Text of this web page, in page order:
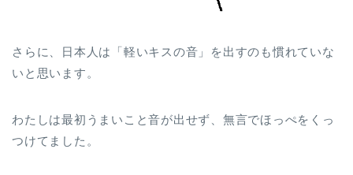
さらに、日本人は「軽いキスの音」を出すのも慣れていな
いと思います。
わたしは最初うまいこと音が出せず、無言でほっぺをくっ
つけてました。